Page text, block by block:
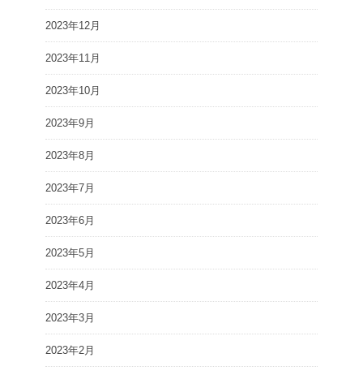
2023年12月
2023年11月
2023年10月
2023年9月
2023年8月
2023年7月
2023年6月
2023年5月
2023年4月
2023年3月
2023年2月